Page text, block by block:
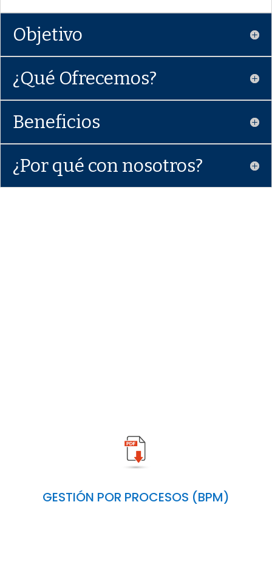
Objetivo
¿Qué Ofrecemos?
Beneficios
¿Por qué con nosotros?
GESTIÓN POR PROCESOS (BPM)